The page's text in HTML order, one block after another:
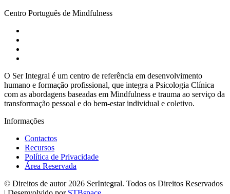
Centro Português de Mindfulness
O Ser Integral é um centro de referência em desenvolvimento
humano e formação profissional, que integra a Psicologia Clínica
com as abordagens baseadas em Mindfulness e trauma ao serviço da
transformação pessoal e do bem-estar individual e coletivo.
Informações
Contactos
Recursos
Política de Privacidade
Área Reservada
© Direitos de autor 2026 SerIntegral. Todos os Direitos Reservados